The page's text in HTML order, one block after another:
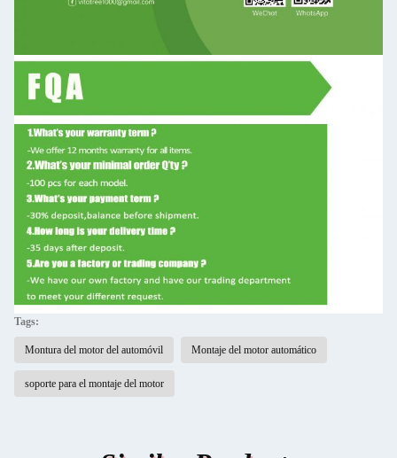
Tags:
Montura del motor del automóvil Montaje del motor automático
soporte para el montaje del motor